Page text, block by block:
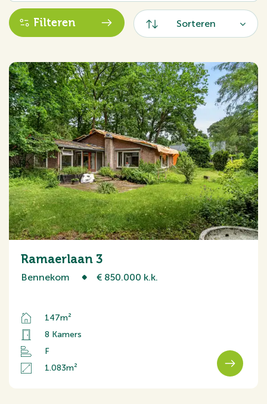
Sorteren
Filteren
Ramaerlaan 3
Bennekom € 850.000 k.k.
147m²
8 Kamers
F
1.083m²